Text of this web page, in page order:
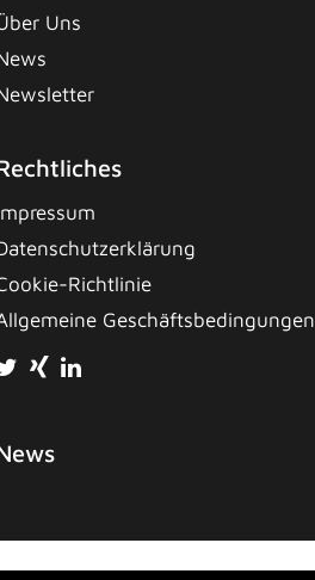
Uns
Richtlinie
Geschäftsbedingungen